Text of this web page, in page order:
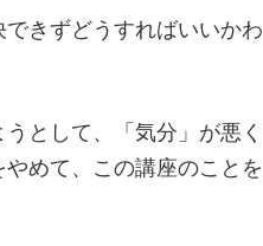
きずどうすればいいかわ
として、「気分」が悪く
めて、この講座のことを